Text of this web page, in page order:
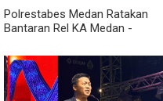
Polrestabes Medan Ratakan
Bantaran Rel KA Medan -
Narkoba, Sita 3 Kg Ganja dan
Sejumlah Paket Sabu